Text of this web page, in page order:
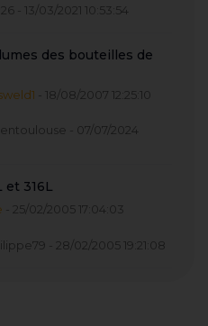
- 13/03/2021 10:53:54
des bouteilles de
- 18/08/2007 12:25:10
- 07/07/2024
316L
- 25/02/2005 17:04:03
- 28/02/2005 19:21:08